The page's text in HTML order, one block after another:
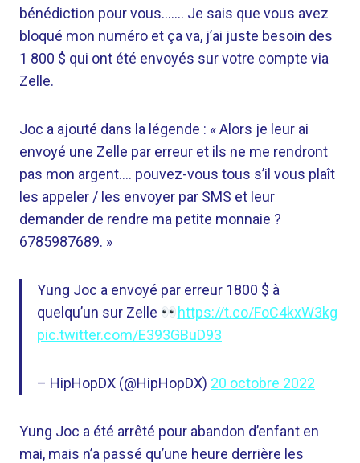
bénédiction pour vous……. Je sais que vous avez
bloqué mon numéro et ça va, j’ai juste besoin des
1 800 $ qui ont été envoyés sur votre compte via
Zelle.
Joc a ajouté dans la légende : « Alors je leur ai
envoyé une Zelle par erreur et ils ne me rendront
pas mon argent…. pouvez-vous tous s’il vous plaît
les appeler / les envoyer par SMS et leur
demander de rendre ma petite monnaie ?
6785987689. »
Yung Joc a envoyé par erreur 1800 $ à
quelqu’un sur Zelle
https://t.co/FoC4kxW3kg
pic.twitter.com/E393GBuD93
– HipHopDX (@HipHopDX) 20 octobre 2022
Yung Joc a été arrêté pour abandon d’enfant en
mai, mais n’a passé qu’une heure derrière les